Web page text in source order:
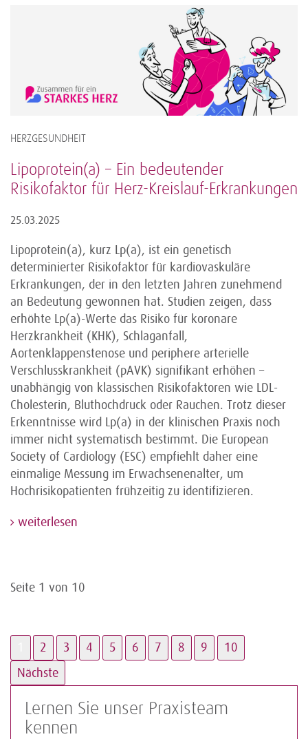
HERZGESUNDHEIT
Lipoprotein(a) – Ein bedeutender
Risikofaktor für Herz-Kreislauf-Erkrankungen
25.03.2025
Lipoprotein(a), kurz Lp(a), ist ein genetisch
determinierter Risikofaktor für kardiovaskuläre
Erkrankungen, der in den letzten Jahren zunehmend
an Bedeutung gewonnen hat. Studien zeigen, dass
erhöhte Lp(a)-Werte das Risiko für koronare
Herzkrankheit (KHK), Schlaganfall,
Aortenklappenstenose und periphere arterielle
Verschlusskrankheit (pAVK) signifikant erhöhen –
unabhängig von klassischen Risikofaktoren wie LDL-
Cholesterin, Bluthochdruck oder Rauchen. Trotz dieser
Erkenntnisse wird Lp(a) in der klinischen Praxis noch
immer nicht systematisch bestimmt. Die European
Society of Cardiology (ESC) empfiehlt daher eine
einmalige Messung im Erwachsenenalter, um
Hochrisikopatienten frühzeitig zu identifizieren.
weiterlesen
Seite 1 von 10
2 3 4 5 6 7 8 9
10
Nächste
Lernen Sie unser Praxisteam
kennen